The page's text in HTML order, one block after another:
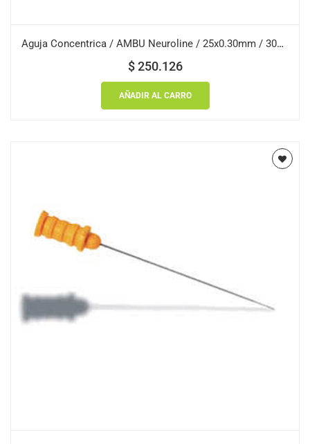
Aguja Concentrica / AMBU Neuroline / 25x0.30mm / 30G / Gris Claro / Caja 25 uds.
$250.126
AÑADIR AL CARRO